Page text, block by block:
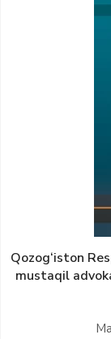
Qozog‘iston
mustaqil